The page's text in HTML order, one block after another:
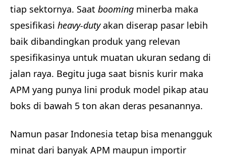
tiap sektornya. Saat booming minerba maka
spesifikasi heavy-dutyakan diserap pasar lebih
baik dibandingkan produk yang relevan
spesifikasinya untuk muatan ukuran sedang di
jalan raya. Begitu juga saat bisnis kurir maka
APM yang punya lini produk model pikap atau
boks di bawah 5 ton akan deras pesanannya.
Namun pasar Indonesia tetap bisa menangguk
minat dari banyak APM maupun importir